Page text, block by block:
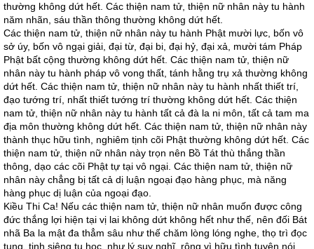
thường không dứt hết. Các thiện nam tử, thiện nữ nhân này tu hành
năm nhãn, sáu thần thông thường không dứt hết.
Các thiện nam tử, thiện nữ nhân này tu hành Phật mười lực, bốn vô
sở úy, bốn vô ngại giải, đại từ, đại bi, đại hỷ, đại xả, mười tám Pháp
Phật bất cộng thường không dứt hết. Các thiện nam tử, thiện nữ
nhân này tu hành pháp vô vong thất, tánh hằng trụ xả thường không
dứt hết. Các thiện nam tử, thiện nữ nhân này tu hành nhất thiết trí,
đạo tướng trí, nhất thiết tướng trí thường không dứt hết. Các thiện
nam tử, thiện nữ nhân này tu hành tất cả đà la ni môn, tất cả tam ma
địa môn thường không dứt hết. Các thiện nam tử, thiện nữ nhân này
thành thục hữu tình, nghiêm tịnh cõi Phật thường không dứt hết. Các
thiện nam tử, thiện nữ nhân này trọn nên Bồ Tát thù thắng thần
thông, dạo các cõi Phật tự tại vô ngại. Các thiện nam tử, thiện nữ
nhân này chẳng bị tất cả dị luận ngoại đạo hàng phục, mà năng
hàng phục dị luận của ngoại đạo.
Kiều Thi Ca! Nếu các thiện nam tử, thiện nữ nhân muốn được công
đức thắng lợi hiện tại vị lai không dứt không hết như thế, nên đối Bát
nhã Ba la mật đa thẳm sâu như thế chăm lòng lóng nghe, thọ trì đọc
tụng, tinh siêng tu học, như lý suy nghĩ, rộng vì hữu tình tuyên nói